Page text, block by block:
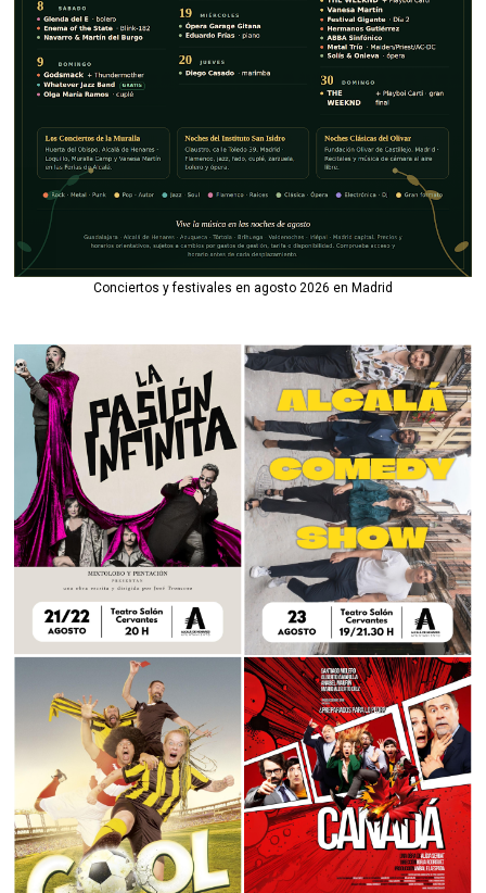
Conciertos y festivales en agosto 2026 en Madrid